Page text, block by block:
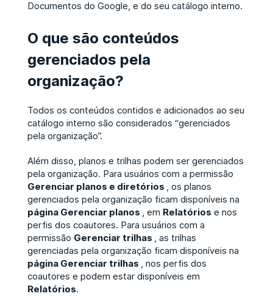
Documentos do Google, e do seu catálogo interno.
O que são conteúdos
gerenciados pela
organização?
Todos os conteúdos contidos e adicionados ao seu
catálogo interno são considerados “gerenciados
pela organização”.
Além disso, planos e trilhas podem ser gerenciados
pela organização. Para usuários com a permissão
Gerenciar planos e diretórios , os planos
gerenciados pela organização ficam disponíveis na
página Gerenciar planos , em Relatórios e nos
perfis dos coautores. Para usuários com a
permissão Gerenciar trilhas , as trilhas
gerenciadas pela organização ficam disponíveis na
página Gerenciar trilhas , nos perfis dos
coautores e podem estar disponíveis em
Relatórios.